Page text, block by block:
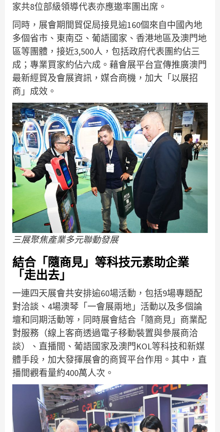
家共8位部級領導代表亦應邀率團出席。
同時，展會期間貿促局接見逾160個來自中國內地
多個省市、東南亞、葡語國家、香港地區及澳門地
區等團體，接近3,500人，包括政府代表團約佔三
成；專業買家約佔六成。藉會展平台宣傳推廣澳門
最新經貿及會展資訊，媒合商機，加大「以展招
商」成效。
三展聚焦產業多元聯動發展
結合「隨商見」等科技元素助企業
「走出去」
一連四天展會共安排逾60場活動，包括9場專題配
對洽談、4場澳琴「一會展兩地」活動以及多個論
壇和同期活動等，同時展會結合「隨商見」商業配
對服務（線上客商透過電子移動裝置與參展商洽
談）、直播間、葡語國家及澳門KOL等科技和新媒
體手段，加大發揮展會的商貿平台作用。其中，直
播間觀看量約400萬人次。